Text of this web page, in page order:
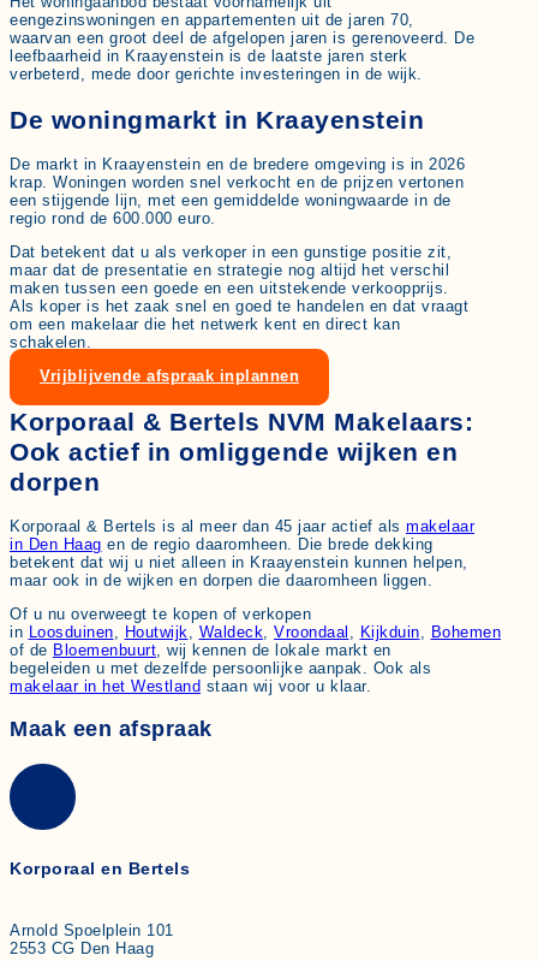
eengezinswoningen en appartementen uit de jaren 70,
waarvan een groot deel de afgelopen jaren is gerenoveerd. De
leefbaarheid in Kraayenstein is de laatste jaren sterk
verbeterd, mede door gerichte investeringen in de wijk.
De woningmarkt in Kraayenstein
De markt in Kraayenstein en de bredere omgeving is in 2026
krap. Woningen worden snel verkocht en de prijzen vertonen
een stijgende lijn, met een gemiddelde woningwaarde in de
regio rond de 600.000 euro.
Dat betekent dat u als verkoper in een gunstige positie zit,
maar dat de presentatie en strategie nog altijd het verschil
maken tussen een goede en een uitstekende verkoopprijs.
Als koper is het zaak snel en goed te handelen en dat vraagt
om een makelaar die het netwerk kent en direct kan
schakelen.
Vrijblijvende afspraak inplannen
Korporaal & Bertels NVM Makelaars:
Ook actief in omliggende wijken en
dorpen
Korporaal & Bertels is al meer dan 45 jaar actief als makelaar
in Den Haag en de regio daaromheen. Die brede dekking
betekent dat wij u niet alleen in Kraayenstein kunnen helpen,
maar ook in de wijken en dorpen die daaromheen liggen.
Of u nu overweegt te kopen of verkopen
in Loosduinen, Houtwijk, Waldeck, Vroondaal , Kijkduin, Bohemen
of de Bloemenbuurt, wij kennen de lokale markt en
begeleiden u met dezelfde persoonlijke aanpak. Ook als
makelaar in het Westland staan wij voor u klaar.
Maak een afspraak
Korporaal en Bertels
Arnold Spoelplein 101
2553 CG Den Haag